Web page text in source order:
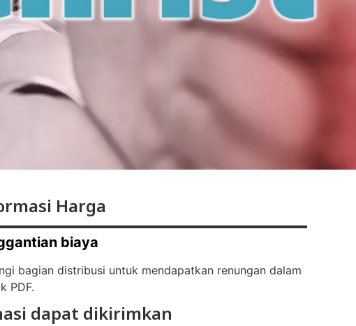
Harga
biaya
bagian distribusi untuk mendapatkan renungan dalam
PDF.
dapat dikirimkan